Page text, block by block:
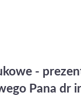
-
Pana dr